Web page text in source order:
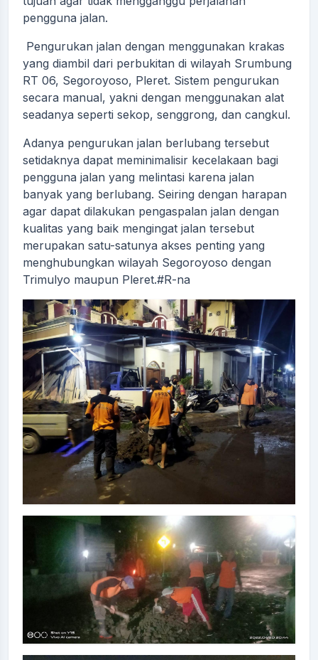
pengguna jalan.
Pengurukan jalan dengan menggunakan krakas
yang diambil dari perbukitan di wilayah Srumbung
RT 06, Segoroyoso, Pleret. Sistem pengurukan
secara manual, yakni dengan menggunakan alat
seadanya seperti sekop, senggrong, dan cangkul.
Adanya pengurukan jalan berlubang tersebut
setidaknya dapat meminimalisir kecelakaan bagi
pengguna jalan yang melintasi karena jalan
banyak yang berlubang. Seiring dengan harapan
agar dapat dilakukan pengaspalan jalan dengan
kualitas yang baik mengingat jalan tersebut
merupakan satu-satunya akses penting yang
menghubungkan wilayah Segoroyoso dengan
Trimulyo maupun Pleret.#R-na